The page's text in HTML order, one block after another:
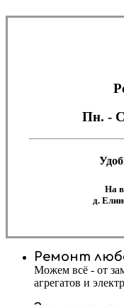
Пн. -
На
д.
Ремонт
Можем всё - от
агрегатов и